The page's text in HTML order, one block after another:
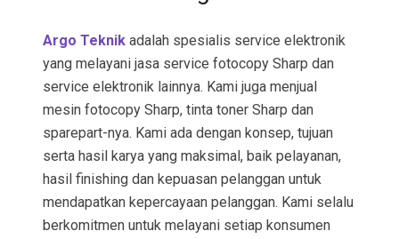
Argo Teknik adalah spesialis service elektronik
yang melayani jasa service fotocopy Sharp dan
service elektronik lainnya. Kami juga menjual
mesin fotocopy Sharp, tinta toner Sharp dan
sparepart-nya. Kami ada dengan konsep, tujuan
serta hasil karya yang maksimal, baik pelayanan,
hasil finishing dan kepuasan pelanggan untuk
mendapatkan kepercayaan pelanggan. Kami selalu
berkomitmen untuk melayani setiap konsumen